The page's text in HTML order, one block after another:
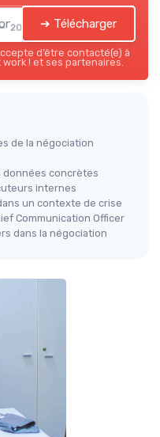
2026 ➔ Télécharger
d’être contacté(e) à
! et ses partenaires.
de la négociation
données concrètes
internes
un contexte de crise
Communication Officer
dans la négociation